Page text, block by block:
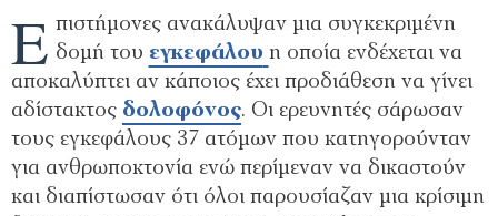
Ε πιστήμονες ανακάλυψαν μια συγκεκριμένη
δομή του εγκεφάλου η οποία ενδέχεται να
αποκαλύπτει αν κάποιος έχει προδιάθεση να γίνει
αδίστακτος δολοφόνος. Οι ερευνητές σάρωσαν
τους εγκεφάλους 37 ατόμων που κατηγορούνταν
για ανθρωποκτονία ενώ περίμεναν να δικαστούν
και διαπίστωσαν ότι όλοι παρουσίαζαν μια κρίσιμη